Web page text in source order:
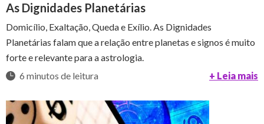
As Dignidades Planetárias
Domicílio, Exaltação, Queda e Exílio. As Dignidades
Planetárias falam que a relação entre planetas e signos é muito
forte e relevante para a astrologia.
6 minutos de leitura
+ Leia mais